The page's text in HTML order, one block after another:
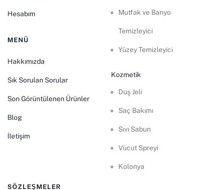
Hesabım
MENÜ
Hakkımızda
Sık Sorulan Sorular
Son Görüntülenen Ürünler
Blog
İletişim
Mutfak ve Banyo
Temizleyici
Yüzey Temizleyici
Kozmetik
Duş Jeli
Saç Bakımı
Sıvı Sabun
Vücut Spreyi
Kolonya
SÖZLEŞMELER